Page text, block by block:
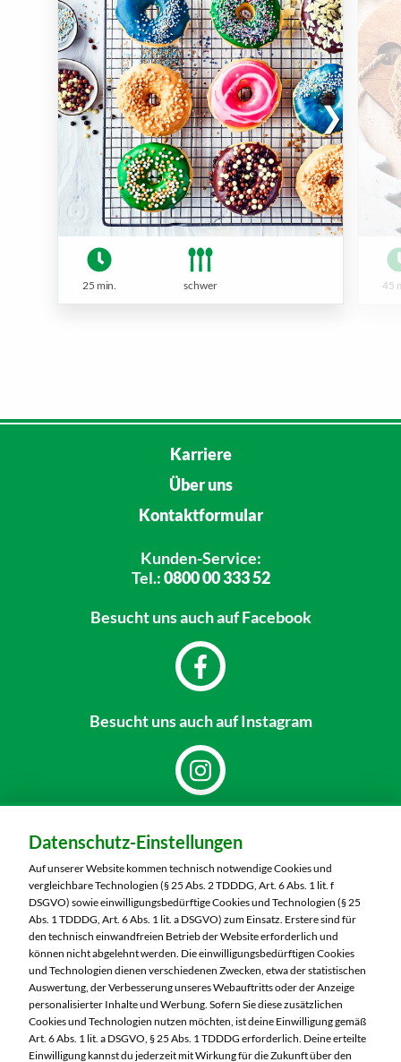
25 min. schwer 45
Karriere
Über uns
Kontaktformular
Kunden-Service:
Tel.:0800 00 333 52
Besucht unsauch auf Facebook
Besucht unsauch auf Instagram
MARKTKAUF Schweinfurt
Carl-Benz-Straße 7
97424 Schweinfurt
Telefon:09721 77040
Markt ändern
Öffnungszeiten diese Woche:
Mo:
07:00 – 20:00 Uhr
Di:
07:00 – 20:00 Uhr
Datenschutz-Einstellungen
Auf unserer Website kommen technisch notwendige Cookies und
vergleichbare Technologien (§ 25 Abs. 2 TDDDG, Art. 6 Abs. 1 lit. f
DSGVO) sowie einwilligungsbedürftige Cookies und Technologien (§ 25
Abs. 1 TDDDG, Art. 6 Abs. 1 lit. a DSGVO) zum Einsatz. Erstere sind für
den technisch einwandfreien Betrieb der Website erforderlich und
können nicht abgelehnt werden. Die einwilligungsbedürftigen Cookies
und Technologien dienen verschiedenen Zwecken, etwa der statistischen
Auswertung, der Verbesserung unseres Webauftritts oder der Anzeige
personalisierter Inhalte und Werbung. Sofern Sie diese zusätzlichen
Cookies und Technologien nutzen möchten, ist deine Einwilligung gemäß
Art. 6 Abs. 1 lit. a DSGVO, § 25 Abs. 1 TDDDG erforderlich. Deine erteilte
Einwilligung kannst du jederzeit mit Wirkung für die Zukunft über den